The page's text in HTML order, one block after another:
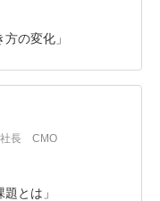
の変化」
社長 CMO
とは」